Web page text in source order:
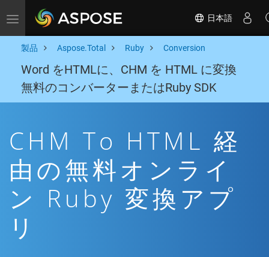
Toggle navigation 日本語
製品 Aspose.Total Ruby Conversion
Word をHTMLに、CHM を HTML に変換
無料のコンバーターまたはRuby SDK
CHM To HTML 経
由の無料オンライ
ン Ruby 変換アプ
リ